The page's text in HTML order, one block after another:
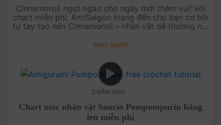
Cinnamoroll ngọt ngào cho ngày mới thêm vui! Với
chart miễn phí, AmiSaigon mang đến cho bạn cơ hội
tự tay tạo nên Cinnamoroll – nhân vật dễ thương nổi
ngày. Bắt tay v....
READ MORE
2 NĂM AGO
Chart móc nhân vật Sanrio Pompompurin bằng
len miễn phí